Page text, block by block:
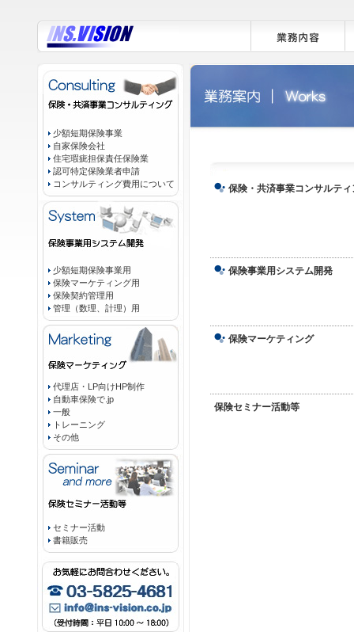
少額短期保険事業
自家保険会社
住宅瑕疵担保責任保険業
認可特定保険業者申請
コンサルティング費用について
少額短期保険事業用
保険マーケティング用
保険契約管理用
管理（数理、計理）用
代理店・LP向けHP制作
自動車保険で.jp
一般
トレーニング
その他
セミナー活動
書籍販売
保険・共済事業コンサルティ
保険事業用システム開発
保険マーケティング
保険セミナー活動等